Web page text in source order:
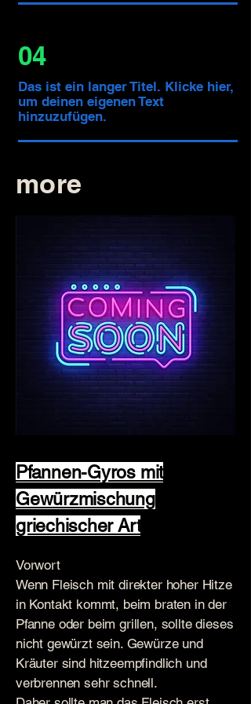
04
Das ist ein langer Titel. Klicke hier,
um deinen eigenen Text
hinzuzufügen.
more
Pfannen-Gyros mit
Gewürzmischung
griechischer Art
Vorwort
Wenn Fleisch mit direkter hoher Hitze
in Kontakt kommt, beim braten in der
Pfanne oder beim grillen, sollte dieses
nicht gewürzt sein. Gewürze und
Kräuter sind hitzeempfindlich und
verbrennen sehr schnell.